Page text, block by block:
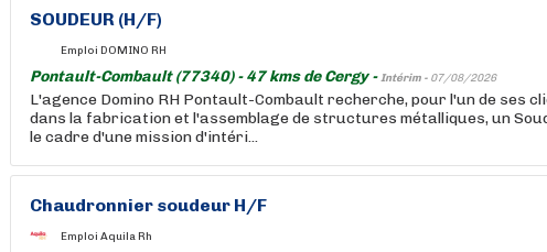
SOUDEUR (H/F)
Emploi DOMINO RH
Pontault-Combault (77340) - 47 kms de Cergy -Intérim - 07/08/2026
L'agence Domino RH Pontault-Combault recherche, pour l'un de ses
dans la fabrication et l'assemblage de structures métalliques, un
le cadre d'une mission d'intéri...
Chaudronnier soudeur H/F
Emploi Aquila Rh